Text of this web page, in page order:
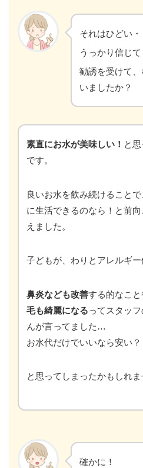
それはひどい・
うっかり信じて
勧誘を受けて
いましたか？
素直にお水が美味しい！ と
です。
良いお水を飲み続けること
に生活できるのなら！と前向
えました。
子どもが、わりとアレルギー
鼻炎なども改善する的なこと
毛も綺麗になるってスタッフ
んが言ってました…
お水代だけでいいなら安い？
と思ってしまったかもしれま
確かに！